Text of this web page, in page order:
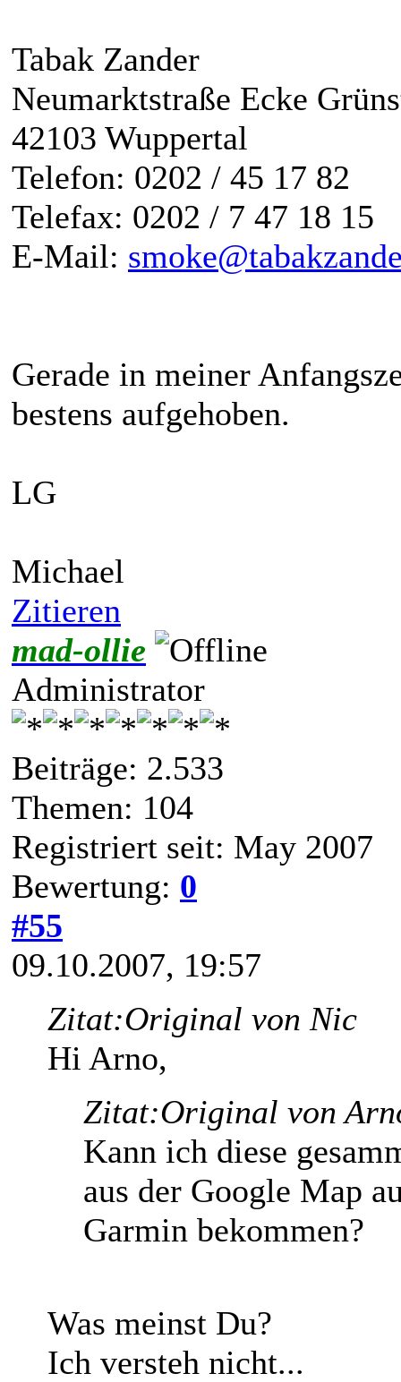
Tabak Zander
Neumarktstraße Ecke
42103 Wuppertal
Telefon: 0202 / 45 17 82
Telefax: 0202 / 7 47 18 15
E-Mail:
Gerade in meiner
bestens aufgehoben.
LG
Michael
Zitieren
mad-ollie
Administrator
Beiträge: 2.533
Themen: 104
Registriert seit: May 2007
Bewertung: 0
#55
09.10.2007, 19:57
Zitat:Original von Nic
Hi Arno,
Zitat:Original von
Kann ich diese
aus der Google Map
Garmin bekommen?
Was meinst Du?
Ich versteh nicht...